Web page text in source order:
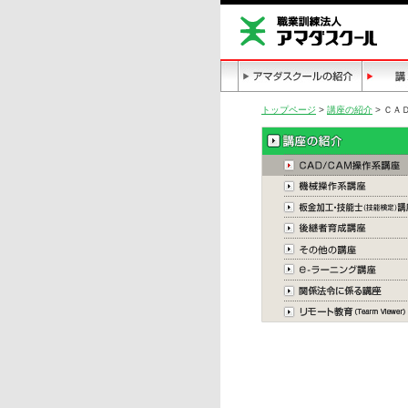
トップページ > 講座の紹介 > ＣＡ